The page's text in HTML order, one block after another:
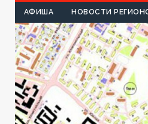
АФИША НОВОСТИ